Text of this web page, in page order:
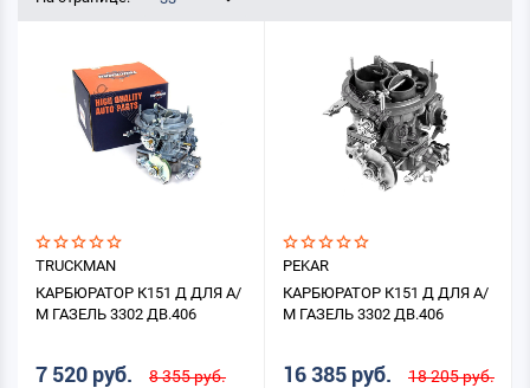
TRUCKMAN
КАРБЮРАТОР К151 Д ДЛЯ А/
М ГАЗЕЛЬ 3302 ДВ.406
7 520 руб. 8 355 руб.
PEKAR
КАРБЮРАТОР К151 Д ДЛЯ А/
М ГАЗЕЛЬ 3302 ДВ.406
16 385 руб. 18 205 руб.